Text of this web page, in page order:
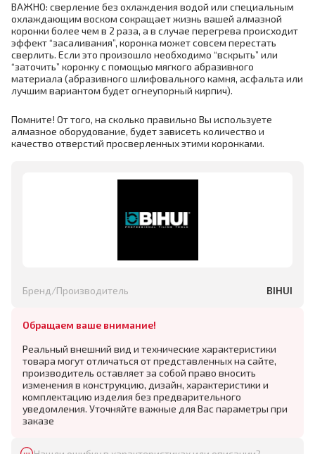
ВАЖНО: сверление без охлаждения водой или специальным
охлаждающим воском сокращает жизнь вашей алмазной
коронки более чем в 2 раза, а в случае перегрева происходит
эффект “засаливания”, коронка может совсем перестать
сверлить. Если это произошло необходимо “вскрыть” или
“заточить” коронку с помощью мягкого абразивного
материала (абразивного шлифовального камня, асфальта или
лучшим вариантом будет огнеупорный кирпич).
Помните! От того, на сколько правильно Вы используете
алмазное оборудование, будет зависеть количество и
качество отверстий просверленных этими коронками.
Бренд/Производитель BIHUI
Обращаем ваше внимание!
Реальный внешний вид и технические характеристики
товара могут отличаться от представленных на сайте,
производитель оставляет за собой право вносить
изменения в конструкцию, дизайн, характеристики и
комплектацию изделия без предварительного
уведомления. Уточняйте важные для Вас параметры при
заказе